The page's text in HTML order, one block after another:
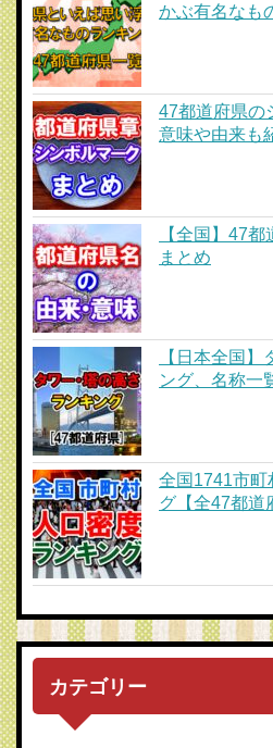
かぶ有名なも
47都道府県の
意味や由来も
【全国】47
まとめ
【日本全国
ング、名称一
全国1741市町
グ【全47都道
カテゴリー